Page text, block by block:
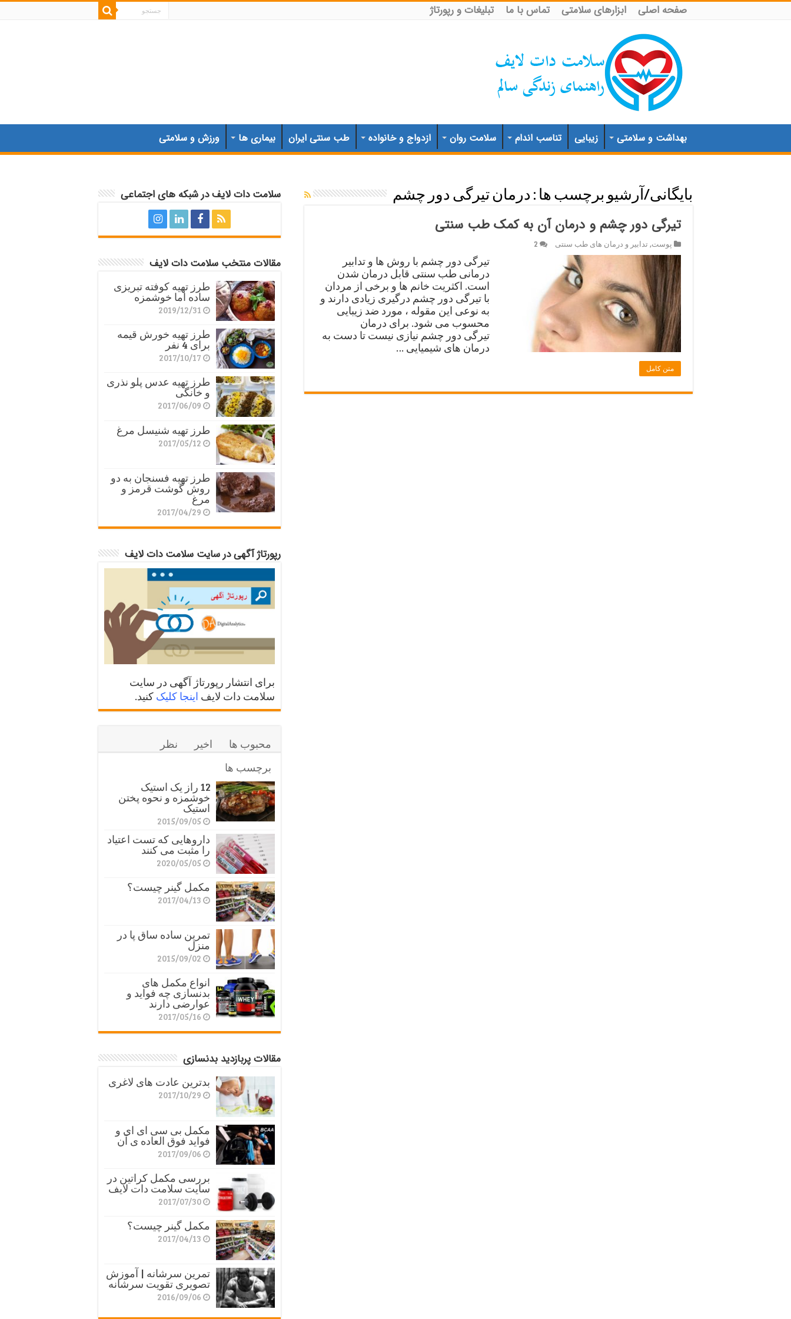
صفحه اصلی ابزارهای سلامتی تماس با ما تبلیغات و رپورتاژ
بهداشت و سلامتی زیبایی تناسب اندام سلامت روان ازدواج و خانواده طب سنتی ایران بیماری ها ورزش و سلامتی
بایگانی/آرشیو برچسب ها : درمان تیرگی دور چشم
تیرگی دور چشم و درمان آن به کمک طب سنتی
پوست, تدابیر و درمان های طب سنتی 2
تیرگی دور چشم با روش ها و تدابیر
درمانی طب سنتی قابل درمان شدن
است. اکثریت خانم ها و برخی از مردان
با تیرگی دور چشم درگیری زیادی دارند و
به نوعی این مقوله ، مورد ضد زیبایی
محسوب می شود. برای درمان
تیرگی دور چشم نیازی نیست تا دست به
درمان های شیمیایی …
متن کامل
سلامت دات لایف در شبکه های اجتماعی
مقالات منتخب سلامت دات لایف
طرز تهیه کوفته تبریزی
ساده اما خوشمزه
2019/12/31
طرز تهیه خورش قیمه
برای 4 نفر
2017/10/17
طرز تهیه عدس پلو نذری
و خانگی
2017/06/09
طرز تهیه شنیسل مرغ
2017/05/12
طرز تهیه فسنجان به دو
روش گوشت قرمز و
مرغ
2017/04/29
رپورتاژ آگهی در سایت سلامت دات لایف
برای انتشار رپورتاژ آگهی در سایت
سلامت دات لایف اینجا کلیک کنید.
محبوب ها اخیر
نظر
برچسب ها
12 راز یک استیک
خوشمزه و نحوه پختن
استیک
2015/09/05
داروهایی که تست اعتیاد
را مثبت می کنند
2020/05/05
مکمل گینر چیست؟
2017/04/13
تمرین ساده ساق پا در
منزل
2015/09/02
انواع مکمل های
بدنسازی چه فواید و
عوارضی دارند
2017/05/16
مقالات پربازدید بدنسازی
بدترین عادت های لاغری
2017/10/29
مکمل بی سی ای ای و
فواید فوق العاده ی آن
2017/09/06
بررسی مکمل کراتین در
سایت سلامت دات لایف
2017/07/30
مکمل گینر چیست؟
2017/04/13
تمرین سرشانه | آموزش
تصویری تقویت سرشانه
2016/09/06